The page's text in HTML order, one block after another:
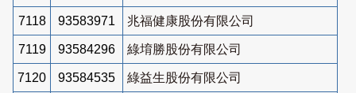
7118 93583971 兆福健康股份有限公司
7119 93584296 綠堉勝股份有限公司
7120 93584535 綠益生股份有限公司